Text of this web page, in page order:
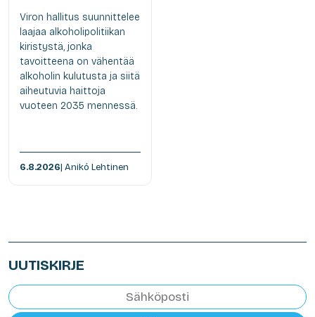
Viron hallitus suunnittelee
laajaa alkoholipolitiikan
kiristystä, jonka
tavoitteena on vähentää
alkoholin kulutusta ja siitä
aiheutuvia haittoja
vuoteen 2035 mennessä.
6.8.2026| Anikó Lehtinen
UUTISKIRJE